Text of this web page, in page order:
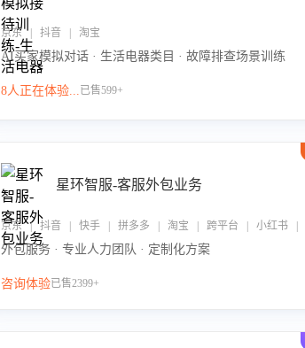
京东 | 抖音 | 淘宝
AI买家模拟对话 · 生活电器类目 · 故障排查场景训练
8人正在体验...已售599+
星环智服-客服外包业务
外包服务 · 专业人力团队 · 定制化方案
咨询体验已售2399+